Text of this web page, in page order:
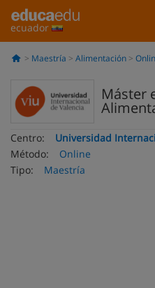
ecuador
Maestría Alimentación
Máster
Centro:
Universidad
Método:
Online
Tipo:
Maestría